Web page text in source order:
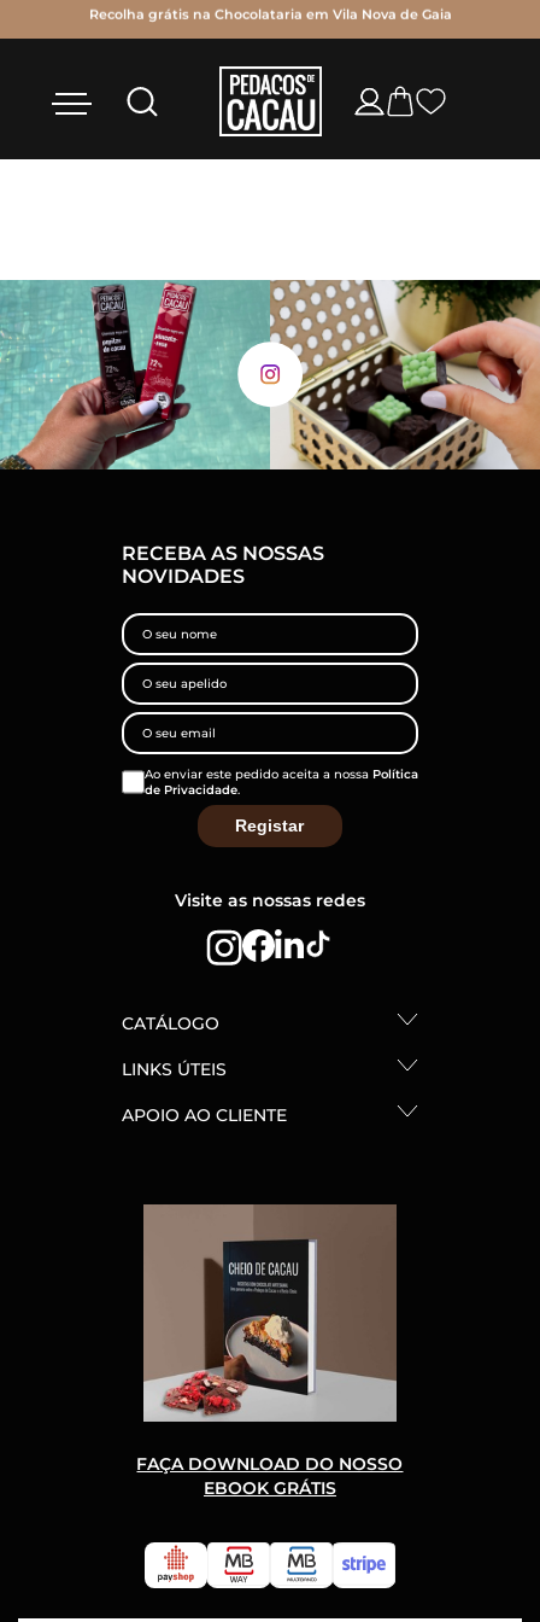
Recolha grátis na Chocolataria em Vila Nova de Gaia
RECEBA AS NOSSAS
NOVIDADES
Ao enviar este pedido aceita a nossa Política
de Privacidade.
Visite as nossas redes
CATÁLOGO
LINKS ÚTEIS
APOIO AO CLIENTE
FAÇA DOWNLOAD DO NOSSO
EBOOK GRÁTIS